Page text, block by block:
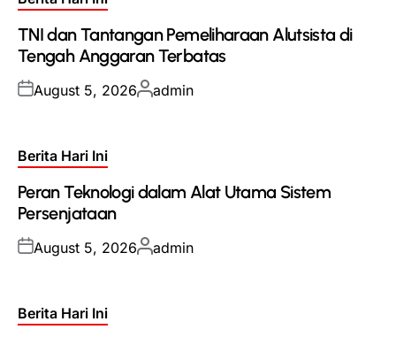
TNI dan Tantangan Pemeliharaan Alutsista di
Tengah Anggaran Terbatas
Posted
August 5, 2026Posted
admin
Posted
Berita Hari Ini
Peran Teknologi dalam Alat Utama Sistem
Persenjataan
Posted
August 5, 2026Posted
admin
Posted
Berita Hari Ini